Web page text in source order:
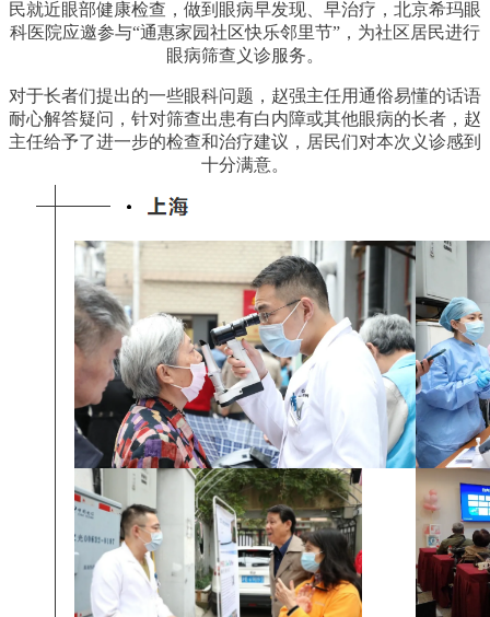
民就近眼部健康检查，做到眼病早发现、早治疗，北京希玛眼
科医院应邀参与“通惠家园社区快乐邻里节”，为社区居民进行
眼病筛查义诊服务。
对于长者们提出的一些眼科问题，赵强主任用通俗易懂的话语
耐心解答疑问，针对筛查出患有白内障或其他眼病的长者，赵
主任给予了进一步的检查和治疗建议，居民们对本次义诊感到
十分满意。